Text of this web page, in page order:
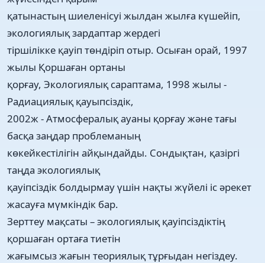
қатынастың шиеленісуі жылдан жылға күшейіп,
экологиялық зардаптар жердегі
тіршілікке қауіп төндіріп отыр. Осыған орай, 1997
жылы Қоршаған ортаны
қорғау, Экологиялық сараптама, 1998 жылы -
Радиациялық қауыпсіздік,
2002ж - Атмосфералық ауаны қорғау және тағы
басқа заңдар проблеманың
көкейкестілігін айқындайды. Сондықтан, қазіргі
таңда экологиялық
қауіпсіздік болдырмау үшін нақты жүйелі іс әрекет
жасауға мүмкіндік бар.
Зерттеу мақсаты – экологиялық қауіпсіздіктің
қоршаған ортаға тиетін
жағымсыз жағын теориялық тұрғыдан негіздеу.